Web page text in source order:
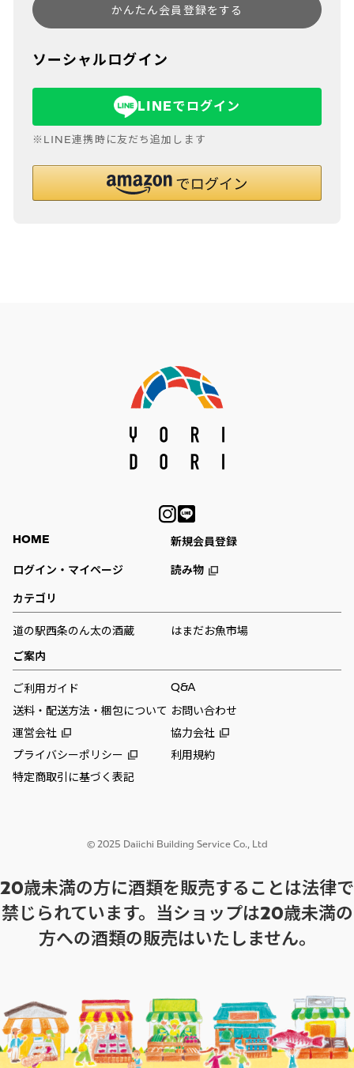
かんたん会員登録をする
ソーシャルログイン
LINEでログイン
※LINE連携時に友だち追加します
HOME 新規会員登録
ログイン・マイページ 読み物
カテゴリ
道の駅西条のん太の酒蔵 はまだお魚市場
ご案内
ご利用ガイド
Q&A
送料・配送方法・梱包について お問い合わせ
運営会社
協力会社
プライバシーポリシー
利用規約
特定商取引に基づく表記
© 2025 Daiichi Building Service Co., Ltd
20歳未満の方に酒類を販売することは法律で
禁じられています。当ショップは20歳未満の
方への酒類の販売はいたしません。